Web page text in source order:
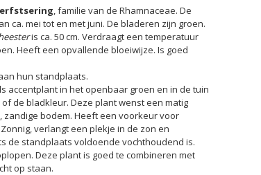
, familie van de Rhamnaceae. De
ca. mei tot en met juni. De bladeren zijn groen.
is ca. 50 cm. Verdraagt een temperatuur
Heeft een opvallende bloeiwijze. Is goed
hun standplaats.
accentplant in het openbaar groen en in de tuin
de bladkleur. Deze plant wenst een matig
bodem. Heeft een voorkeur voor
verlangt een plekje in de zon en
de standplaats voldoende vochthoudend is.
Deze plant is goed te combineren met
op staan.